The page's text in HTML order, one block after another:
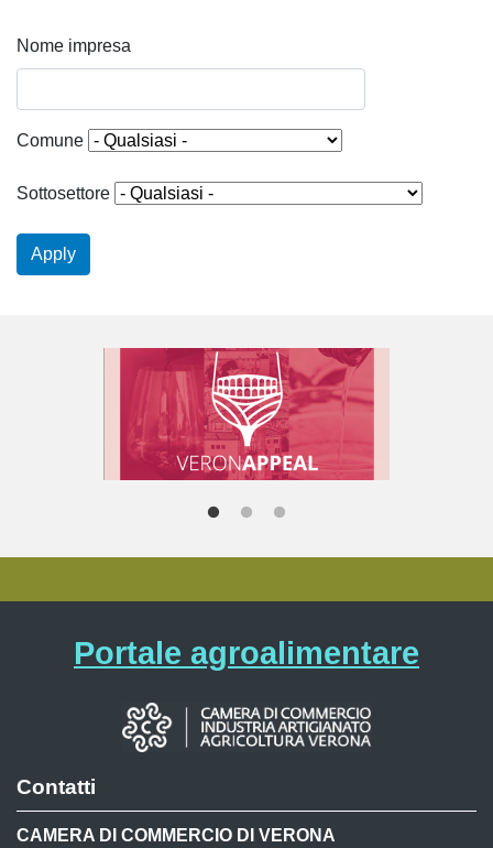
Nome impresa
Comune
Sottosettore
Apply
Portale agroalimentare
Contatti
CAMERA DI COMMERCIO DI VERONA